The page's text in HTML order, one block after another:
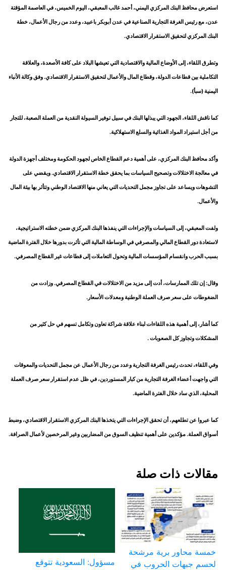
استعرض محافظ البنك المركزي اليمني، أحمد غالب المعبقي، اليوم الخميس، في العاصمة المؤقتة
عدن، مع رئيس الغرفة التجارية الصناعية في عدن أبوبكر باعبيد، وعدد من رجال الأعمال، خطة
البنك المركزي لتحقيق الاستقرار الاقتصادي.
وتطرق اللقاء، إلى الأوضاع المالية والاقتصادية التي تعيشها البلاد على كافة الأصعدة، والعلاقة
التكاملية بين قطاعات الدولة، وقطاع المال والأعمال لتحقيق الاستقرار الاقتصادي. وفق وكالة الأنباء
اليمنية (سبأ).
كما ناقش اللقاء، الجهود التي يبذلها البنك في سبيل توفير السيولة النقدية من العملة الصعبة، للتجار
من أجل استيراد المواد الغذائية والسلع الاستهلاكية.
وأكد محافظ البنك المركزي، على أهمية دعم القطاع الخاص لجهود الحكومة ومختلف أجهزة الدولة
في معالجة الاختلالات وتصحيح السياسات بما يحقق خطة الاستقرار الاقتصادي. ويقضي على
التشوهات ويساعد على تجاوز مجمل التحديات التي يعاني منها الاقتصاد الوطني وتتأثر بها بيئة المال
والأعمال.
ولفت المعبقي، إلى السياسات والإجراءات التي ينفذها البنك المركزي ضمن خطته الاستراتيجية،
لاستعادة دور القطاع المالي والمصرفي في الوساطة المالية التي تأثرت بدورها خلال الفترة الماضية
بسبب الحرب وانقسام المؤسسات المالية وتحول التعاملات إلى قطاعات غير القطاع المصرفي.
وقال: إن تلك الممارسات، أدت إلى مزيد من الاختلالات في القطاع المصرفي. وزادت من
الضغوطات على سعر صرف العملة الوطنية ومعدلات الأسعار.
كما أشار، إلى أهمية هذه اللقاءات لبناء علاقة شراكة تعاون وتكامل تسهم في حل كثير من
المشكلات وتجاوز كل الصعوبات .
وفي اللقاء، تحدث رئيس الغرفة التجارية وعدد من رجال الأعمال عن مجمل التحديات والمعوقات
التي واجهت أعضاء الغرفة التجارية من كبار المستوردين، في ظل عدم استقرار سعر صرف العملة
المحلية، الذي ساد خلال الفترة الماضية.
كما عبروا عن تطلعهم، أن تحقق الإجراءات التي يتخذها البنك المركزي الاستقرار الاقتصادي، وضبط
أسواق العملة. مؤكدين على أهمية تنظيف السوق من المضاربين وغير المرخصين لأعمال الصرافة.
مقالات ذات صلة
خمسة محاور برية مرشحة
لحسم جبهات الحروب في
مسؤول: السعودية تتوقع